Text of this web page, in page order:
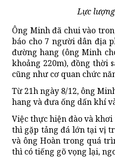
Lực
Ông Minh đã chui vào
báo cho 7 người dân địa
đường hang (ông Minh
khoảng 220m), đồng thời
cũng như cơ quan chức
Từ 21h ngày 8/12, ông
hang và đưa ống dấn khí
Việc thực hiện đào và
thì gặp tảng đá lớn tại vị
và ông Hoàn trong quá
thì có tiếng gõ vọng lại,